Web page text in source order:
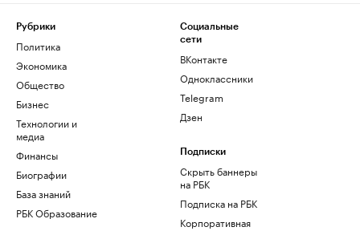
Рубрики
Политика
Экономика
Общество
Бизнес
Технологии и
медиа
Финансы
Биографии
База знаний
РБК Образование
Социальные
сети
ВКонтакте
Одноклассники
Telegram
Дзен
Подписки
Скрыть баннеры
на РБК
Подписка на РБК
Корпоративная